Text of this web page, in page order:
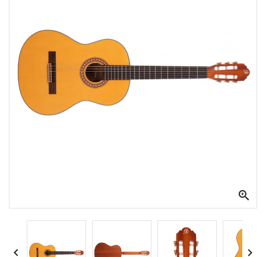
Snaarinstrumenten
Pro
Audio
Apparatuur
Opname
Microfoons
Instrumenten

 